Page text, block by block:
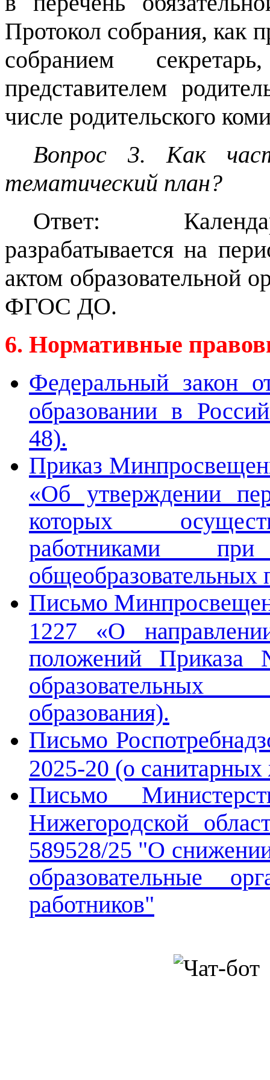
Протокол собрания, как
собранием
представителем
числе родительского
Вопрос 3. Как
тематический план?
Ответ:
разрабатывается на
актом образовательной
ФГОС ДО.
6. Нормативные
Федеральный
образовании в
48).
Приказ
«Об утверждении
которых
работниками
общеобразовательных
Письмо
1227 «О
положений
образования).
Письмо
2025-20 (о
Письмо
Нижегородской
589528/25 "О
образовательные
работников"